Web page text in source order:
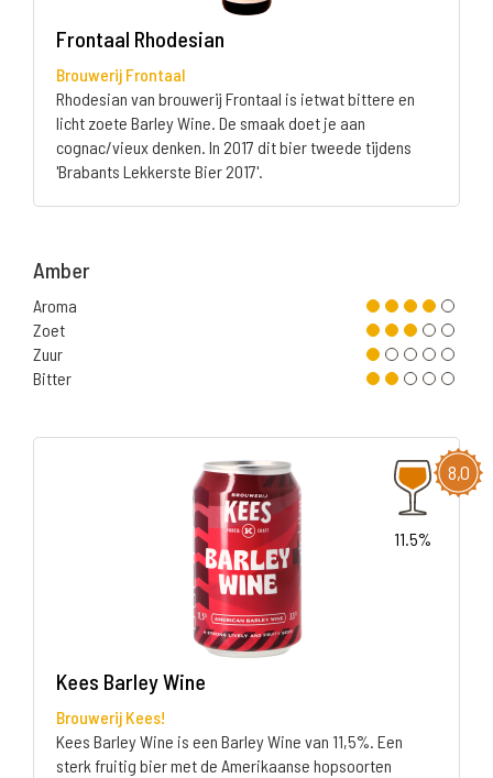
Frontaal Rhodesian
Brouwerij Frontaal
Rhodesian van brouwerij Frontaal is ietwat bittere en
licht zoete Barley Wine. De smaak doet je aan
cognac/vieux denken. In 2017 dit bier tweede tijdens
'Brabants Lekkerste Bier 2017'.
Amber
Aroma
Zoet
Zuur
Bitter
8,0
11.5%
Kees Barley Wine
Brouwerij Kees!
Kees Barley Wine is een Barley Wine van 11,5%. Een
sterk fruitig bier met de Amerikaanse hopsoorten